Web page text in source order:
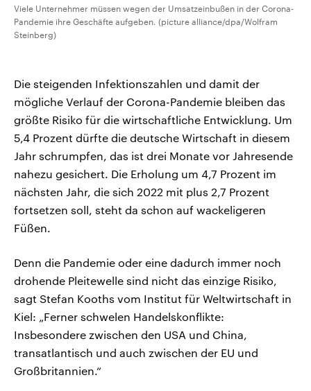
Viele Unternehmer müssen wegen der Umsatzeinbußen in der Corona-
Pandemie ihre Geschäfte aufgeben. (picture alliance/dpa/Wolfram
Steinberg)
Die steigenden Infektionszahlen und damit der
mögliche Verlauf der Corona-Pandemie bleiben das
größte Risiko für die wirtschaftliche Entwicklung. Um
5,4 Prozent dürfte die deutsche Wirtschaft in diesem
Jahr schrumpfen, das ist drei Monate vor Jahresende
nahezu gesichert. Die Erholung um 4,7 Prozent im
nächsten Jahr, die sich 2022 mit plus 2,7 Prozent
fortsetzen soll, steht da schon auf wackeligeren
Füßen.
Denn die Pandemie oder eine dadurch immer noch
drohende Pleitewelle sind nicht das einzige Risiko,
sagt Stefan Kooths vom Institut für Weltwirtschaft in
Kiel: „Ferner schwelen Handelskonflikte:
Insbesondere zwischen den USA und China,
transatlantisch und auch zwischen der EU und
Großbritannien.“